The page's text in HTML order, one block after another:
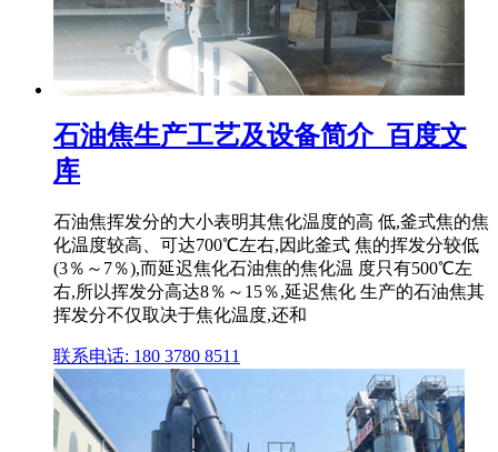
石油焦生产工艺及设备简介_百度文
库
石油焦挥发分的大小表明其焦化温度的高 低,釜式焦的焦
化温度较高、可达700℃左右,因此釜式 焦的挥发分较低
(3％～7％),而延迟焦化石油焦的焦化温 度只有500℃左
右,所以挥发分高达8％～15％,延迟焦化 生产的石油焦其
挥发分不仅取决于焦化温度,还和
联系电话: 180 3780 8511